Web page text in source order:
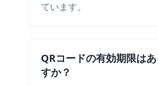
ています。
QRコードの有効期限は
すか？